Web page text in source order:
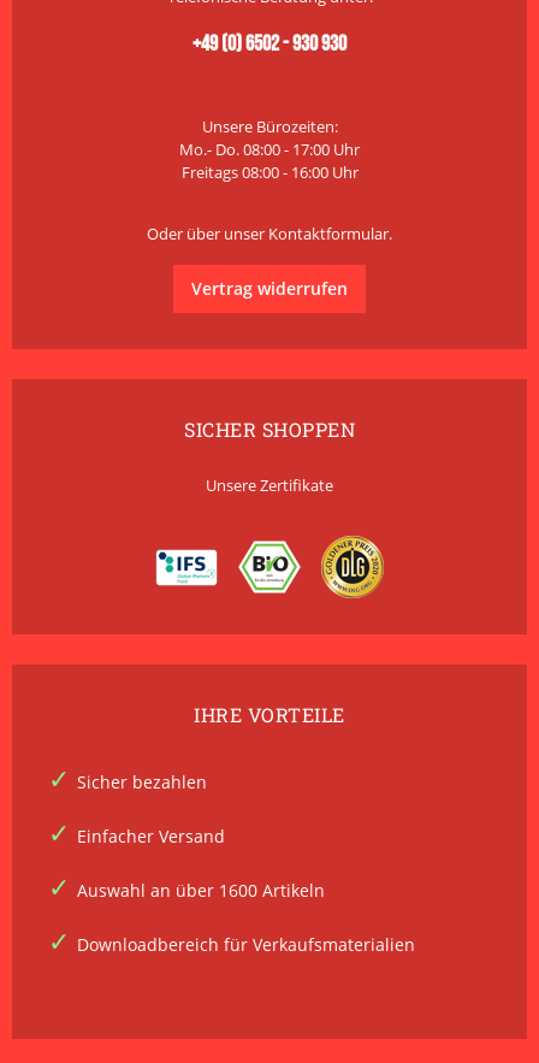
+49 (0) 6502 - 930 930
Unsere Bürozeiten:
Mo.- Do. 08:00 - 17:00 Uhr
Freitags 08:00 - 16:00 Uhr
Oder über unser Kontaktformular.
Vertrag widerrufen
SICHER SHOPPEN
Unsere Zertifikate
IHRE VORTEILE
Sicher bezahlen
Einfacher Versand
Auswahl an über 1600 Artikeln
Downloadbereich für Verkaufsmaterialien